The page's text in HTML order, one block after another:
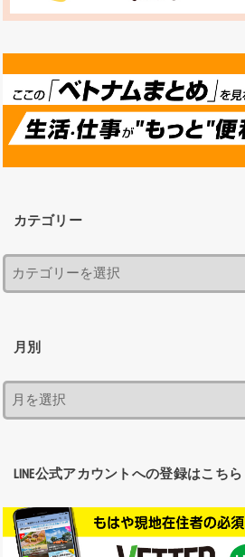
カテゴリー
月別
LINE公式アカウントへの登録はこちら